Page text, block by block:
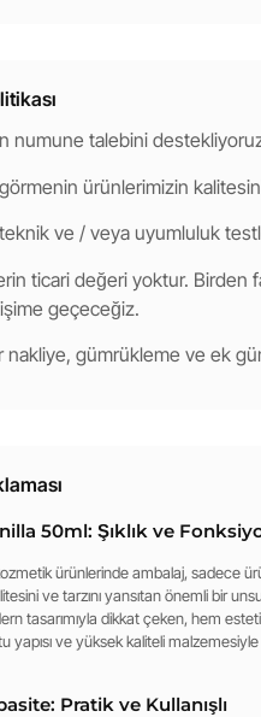
numune talebini
ürünlerimizin
ve / veya uyumluluk
ticari değeri yoktur. Birden
geçeceğiz.
nakliye, gümrükleme ve ek
50ml: Şıklık ve
ürünlerinde ambalaj, sadece
ve tarzını yansıtan önemli bir
tasarımıyla dikkat çeken, hem
yapısı ve yüksek kaliteli
Pratik ve Kullanışlı